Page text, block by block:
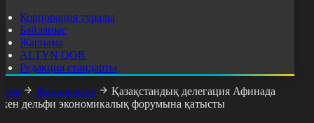
Корпорация туралы
Байланыс
Жарнама
ALTYN QOR
Редакция стандарты
Жаңалықтар
Қазақстандық делегация Афинада
дельфи экономикалық форумына қатысты